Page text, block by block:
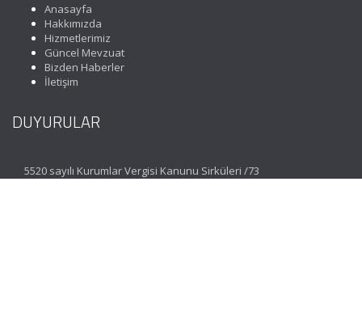
Anasayfa
Hakkımızda
Hizmetlerimiz
Güncel Mevzuat
Bizden Haberler
İletişim
DUYURULAR
5520 sayılı Kurumlar Vergisi Kanunu Sirküleri /73